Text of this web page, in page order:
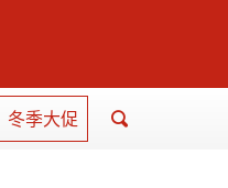
冬季大促